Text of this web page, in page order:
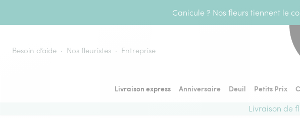
Canicule ? Nos fleurs tiennent le
Besoin d’aide Nos fleuristes Entreprise
Livraison express Anniversaire Deuil Petits Prix
Livraison de